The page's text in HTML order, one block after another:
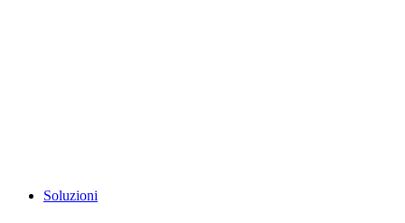
Soluzioni